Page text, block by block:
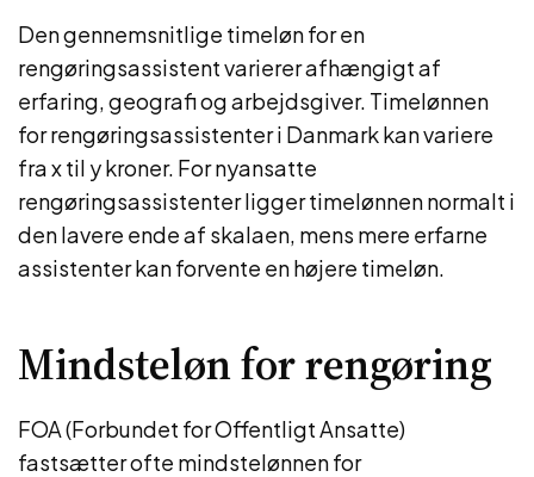
Den gennemsnitlige timeløn for en
rengøringsassistent varierer afhængigt af
erfaring, geografi og arbejdsgiver. Timelønnen
for rengøringsassistenter i Danmark kan variere
fra x til y kroner. For nyansatte
rengøringsassistenter ligger timelønnen normalt i
den lavere ende af skalaen, mens mere erfarne
assistenter kan forvente en højere timeløn.
Mindsteløn for rengøring
FOA (Forbundet for Offentligt Ansatte)
fastsætter ofte mindstelønnen for